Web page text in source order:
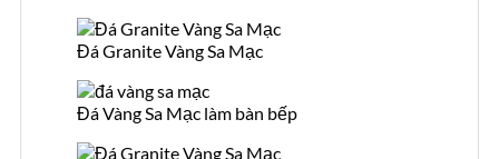
Đá Granite Vàng Sa Mạc
Đá Vàng Sa Mạc làm bàn bếp